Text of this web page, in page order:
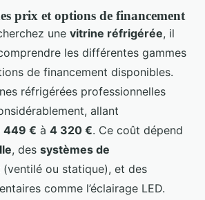
prix et options de financement
une vitrine réfrigérée, il
les différentes gammes
de financement disponibles.
réfrigérées professionnelles
allant
449 € à 4 320 €. Ce coût dépend
, des systèmes de
(ventilé ou statique), et des
comme l’éclairage LED.